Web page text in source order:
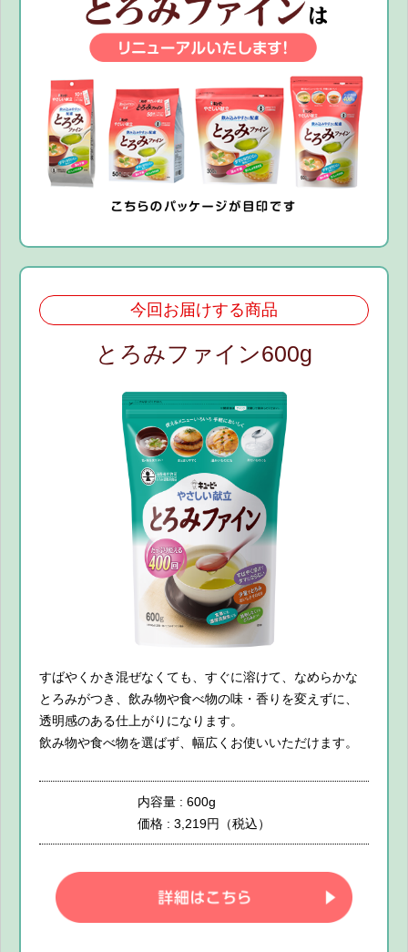
今回お届けする商品
とろみファイン600g
すばやくかき混ぜなくても、すぐに溶けて、なめらかな
とろみがつき、飲み物や食べ物の味・香りを変えずに、
透明感のある仕上がりになります。
飲み物や食べ物を選ばず、幅広くお使いいただけます。
内容量 : 600g
価格 : 3,219円（税込）